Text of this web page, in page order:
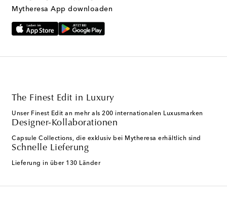
Mytheresa App downloaden
The Finest Edit in Luxury
Unser Finest Edit an mehr als 200 internationalen Luxusmarken
Designer-Kollaborationen
Capsule Collections, die exklusiv bei Mytheresa erhältlich sind
Schnelle Lieferung
Lieferung in über 130 Länder